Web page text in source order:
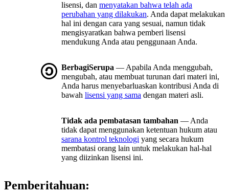
lisensi, dan menyatakan bahwa telah ada
perubahan yang dilakukan. Anda dapat melakukan
hal ini dengan cara yang sesuai, namun tidak
mengisyaratkan bahwa pemberi lisensi
mendukung Anda atau penggunaan Anda.
BerbagiSerupa — Apabila Anda menggubah,
mengubah, atau membuat turunan dari materi ini,
Anda harus menyebarluaskan kontribusi Anda di
bawah lisensi yang sama dengan materi asli.
Tidak ada pembatasan tambahan — Anda
tidak dapat menggunakan ketentuan hukum atau
sarana kontrol teknologi yang secara hukum
membatasi orang lain untuk melakukan hal-hal
yang diizinkan lisensi ini.
Pemberitahuan: